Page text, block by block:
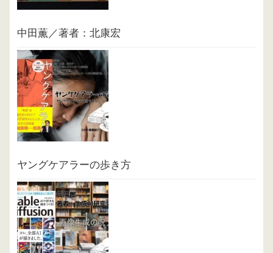
中田薫／著者：北康宏
ヤングケアラーの歩き方